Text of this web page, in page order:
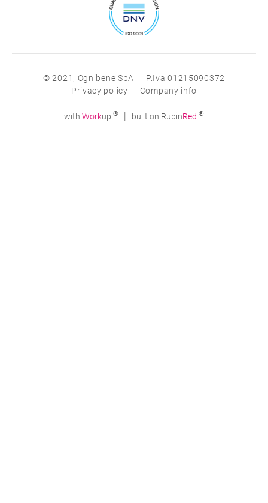
© 2021, Ognibene SpA
P.Iva 01215090372
Privacy policy
Company info
with Workup ® | built on RubinRed ®